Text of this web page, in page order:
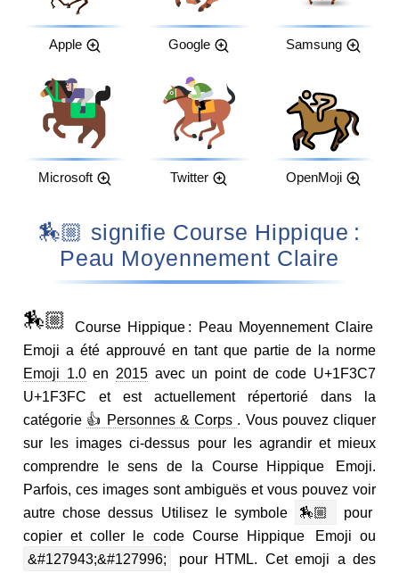
Apple Google Samsung
Microsoft Twitter OpenMoji
🏇🏼 signifie Course Hippique :
Peau Moyennement Claire
🏇🏼
Course Hippique : Peau Moyennement Claire
Emoji a été approuvé en tant que partie de la norme
Emoji 1.0en 2015 avec un point de code U+1F3C7
U+1F3FC et est actuellement répertorié dans la
catégorie 👍 Personnes & Corps . Vous pouvez cliquer
sur les images ci-dessus pour les agrandir et mieux
comprendre le sens de la Course Hippique Emoji.
Parfois, ces images sont ambiguës et vous pouvez voir
autre chose dessus Utilisez le symbole
🏇🏼
pour
copier et coller le code Course Hippique Emoji ou
&#127943;&#127996;
pour HTML. Cet emoji a des